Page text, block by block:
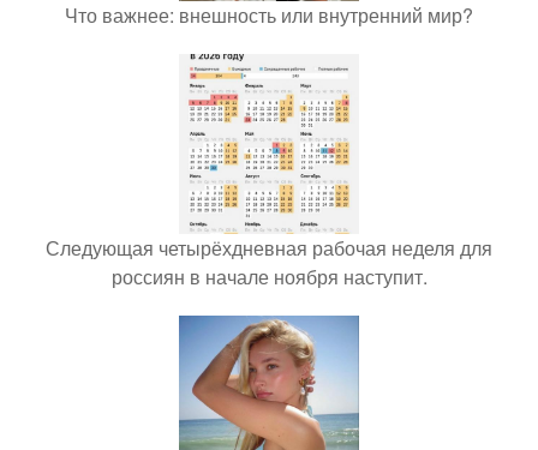
Что важнее: внешность или внутренний мир?
Следующая четырёхдневная рабочая неделя для
россиян в начале ноября наступит.